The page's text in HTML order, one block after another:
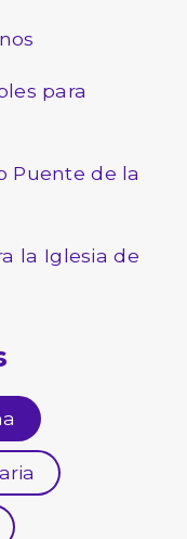
para
Puente de la
la Iglesia de